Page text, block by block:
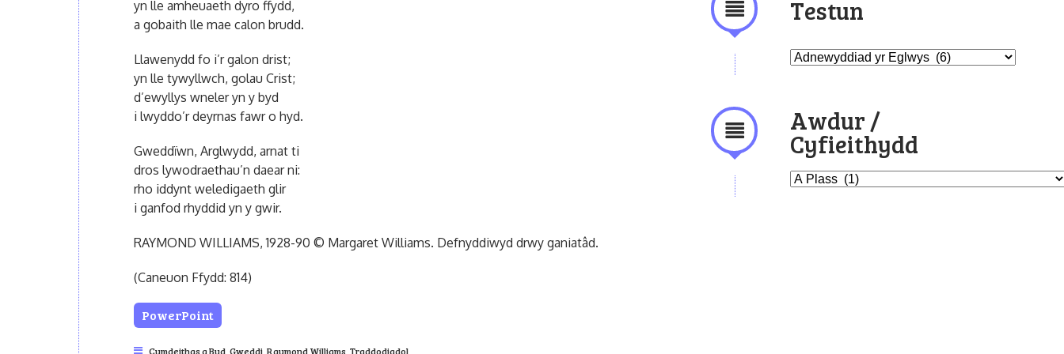
yn lle amheuaeth dyro ffydd,
a gobaith lle mae calon brudd.
Llawenydd fo i’r galon drist;
yn lle tywyllwch, golau Crist;
d’ewyllys wneler yn y byd
i lwyddo’r deyrnas fawr o hyd.
Gweddïwn, Arglwydd, arnat ti
dros lywodraethau’n daear ni:
rho iddynt weledigaeth glir
i ganfod rhyddid yn y gwir.
RAYMOND WILLIAMS, 1928-90 © Margaret Williams. Defnyddiwyd drwy ganiatâd.
(Caneuon Ffydd: 814)
PowerPoint
Cymdeithas a Byd, Gweddi, Raymond Williams Traddodiadol
Testun
Awdur /
Cyfieithydd